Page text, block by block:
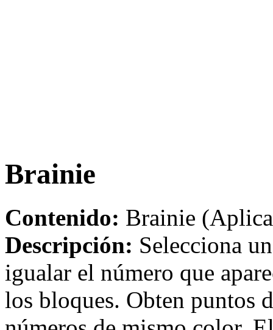
Brainie
Contenido: Brainie
Descripción: Selecciona
igualar el número que
los bloques. Obten puntos